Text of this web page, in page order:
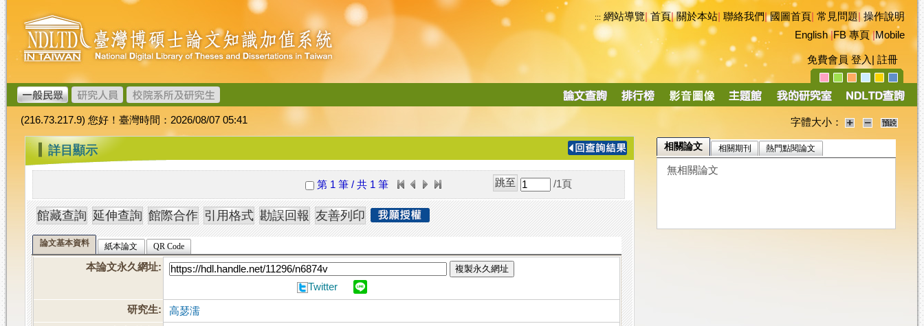
跳
到
主
要
內
容
臺
灣
博
碩
士
論
文
加
值
系
統
::: 網站導覽|首頁|關於本站 聯絡我們|國圖首頁 常見問題|操作說明
English|FB 專頁|Mobile
免費會員 登入 註冊
導
(216.73.217.9) 您好！臺灣時間：2026/08/07 05:41 字體大小：
::: 詳目顯示
第 1 筆 / 共 1 筆 /1 頁
論文基本資料 紙本論文 QR Code
本論文永久網址: 複製永久網址
Twitter
研究生:
高瑟濡
相關論文 相關期刊 熱門點閱論文
無相關論文